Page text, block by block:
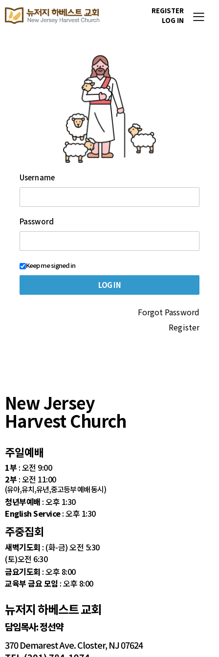
REGISTER
LOG IN
Username
Password
Keep me signed in
Forgot Password
Register
New Jersey
Harvest Church
주일예배
1부 : 오전 9:00
2부 : 오전 11:00
(유아,유치,유년,중고등부 예배 동시)
청년부예배 : 오후 1:30
English Service: 오후 1:30
주중집회
새벽기도회 : (화-금) 오전 5:30
(토)오전 6:30
금요기도회 : 오후 8:00
교육부 금요 모임 : 오후 8:00
뉴저지 하베스트 교회
담임목사: 정선약
370 Demarest Ave. Closter, NJ 07624